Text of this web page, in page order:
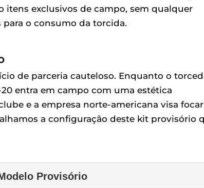
itens exclusivos de campo, sem qualquer
para o consumo da torcida.
de parceria cauteloso. Enquanto o
entra em campo com uma estética
e a empresa norte-americana visa
a configuração deste kit provisório
Provisório